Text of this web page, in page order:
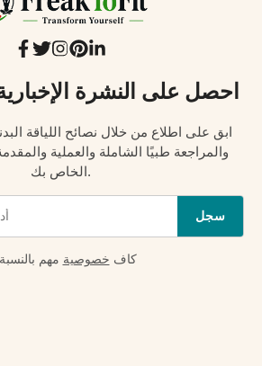
احصل على النشرة الإخبارية
ابق على اطلاع من خلال نصائح اللياقة
والمراجعة طبيًا الشاملة والعملية
الخاص بك.
سجل
كاف خصوصية مهم بالنسبة